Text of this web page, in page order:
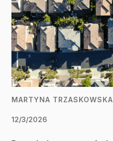
MARTYNA TRZASKOWSKA
12/3/2026